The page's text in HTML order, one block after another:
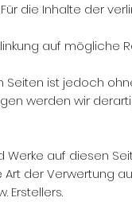
die Inhalte der
auf
ist jedoch
werden wir
auf diesen
der Verwertung
Erstellers.